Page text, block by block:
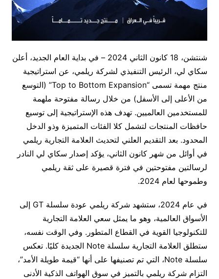
شنتشن، 18 كانون الثاني 2024 – في بداية العام الجديد، أعلن
سكاي لي، الرئيس التنفيذي لشركة ريلمي، عن استراتيجية
منتج مهمة تسمى “Top to Bottom Expansion” (التوسع
من الأعلى إلى الأسفل) من خلال رسالة مفتوحة ملهمة
للمستخدمين العالميين. تهدف هذه الإستراتيجية إلى توسيع
حافظات المنتجات لتشمل كلا الفئات المتميزة وذو الدخل
المحدود. بعد التقديم العلني لتحديث العلامة التجارية ريلمي
في أوائل من شهر كانون الثاني، يؤكد إصدار سكاي لي النادر
لرسالتين مفتوحتين في فترة قصيرة على ثقة ريلمي
وطموحها لعام 2024.
في عام 2024، ستشهد شركة ريلمي عودة سلسلة GT إلى
الأسواق العالمية، وهو ما يمثل سعي العلامة التجارية
للتكنولوجيا القوية في القطاع المتطور. وفي الوقت نفسه،
ستطلق العلامة التجارية سلسلة Note الجديدة كليًا. تعكس
سلسلة Note، التي تم تصنيفها على أنها “قيمة طويلة الأمد”،
التزام شركة ريلمي بالتميز في سوق الهواتف الذكية الأدنى